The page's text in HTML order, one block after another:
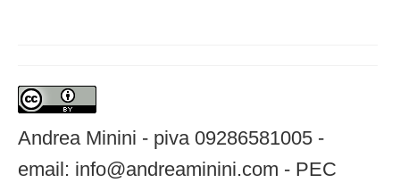
Andrea Minini - piva 09286581005 -
email: info@andreaminini.com - PEC